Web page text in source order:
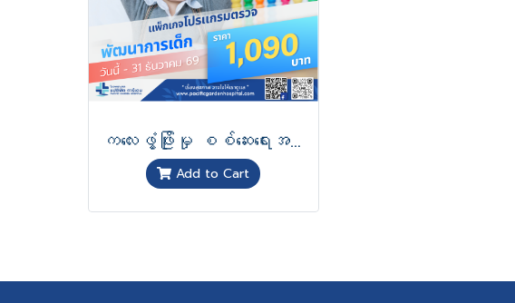
ကလေးဖွံ့ဖြိုးမှု စစ်ဆေးရေးအစီအစဉ်
Add to Cart